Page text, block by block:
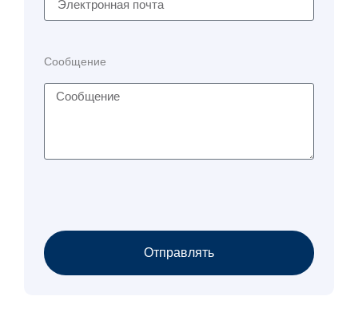
Сообщение
Отправлять